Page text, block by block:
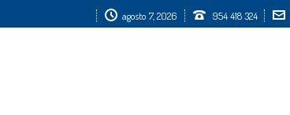
agosto 7, 2026 954 418 324